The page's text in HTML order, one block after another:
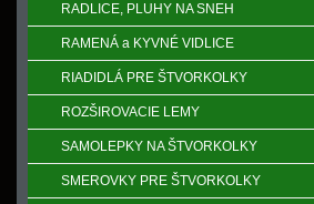
RADLICE, PLUHY NA SNEH
RAMENÁ a KYVNÉ VIDLICE
RIADIDLÁ PRE ŠTVORKOLKY
ROZŠIROVACIE LEMY
SAMOLEPKY NA ŠTVORKOLKY
SMEROVKY PRE ŠTVORKOLKY